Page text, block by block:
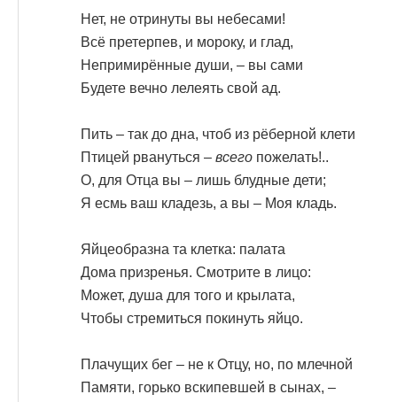
Нет, не отринуты вы небесами!
Всё претерпев, и мороку, и глад,
Непримирённые души, – вы сами
Будете вечно лелеять свой ад.
Пить – так до дна, чтоб из рёберной клети
Птицей рвануться – всего пожелать!..
О, для Отца вы – лишь блудные дети;
Я есмь ваш кладезь, а вы – Моя кладь.
Яйцеобразна та клетка: палата
Дома призренья. Смотрите в лицо:
Может, душа для того и крылата,
Чтобы стремиться покинуть яйцо.
Плачущих бег – не к Отцу, но, по млечной
Памяти, горько вскипевшей в сынах, –